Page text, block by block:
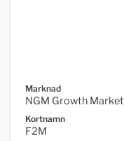
Marknad
NGM Growth Market
Kortnamn
F2M